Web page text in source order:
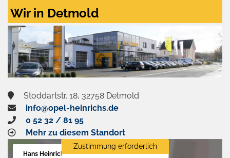
Wir in Detmold
Stoddartstr. 18, 32758 Detmold
info@opel-heinrichs.de
0 52 32 / 81 95
Mehr zu diesem Standort
Hans Heinrichs GmbH
Zustimmung erforderlich